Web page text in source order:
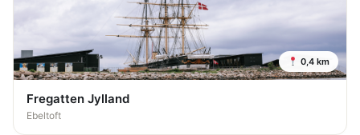
0,4 km
Fregatten Jylland
Ebeltoft